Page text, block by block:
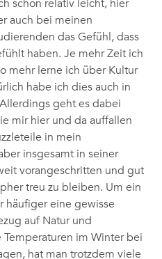
schon relativ leicht, hier
auch bei meinen
das Gefühl, dass
haben. Je mehr Zeit ich
mehr lerne ich über Kultur
habe ich dies auch in
geht es dabei
mir hier und da auffallen
in mein
insgesamt in seiner
vorangeschritten und gut
treu zu bleiben. Um ein
häufiger eine gewisse
auf Natur und
im Winter bei
hat man trotzdem viele